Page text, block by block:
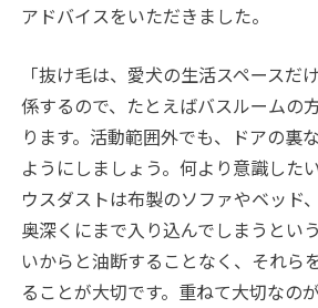
アドバイスをいただきました。
「抜け毛は、愛犬の生活スペースだ
係するので、たとえばバスルームの
ります。活動範囲外でも、ドアの裏
ようにしましょう。何より意識した
ウスダストは布製のソファやベッド
奥深くにまで入り込んでしまうとい
いからと油断することなく、それら
ることが大切です。重ねて大切なの